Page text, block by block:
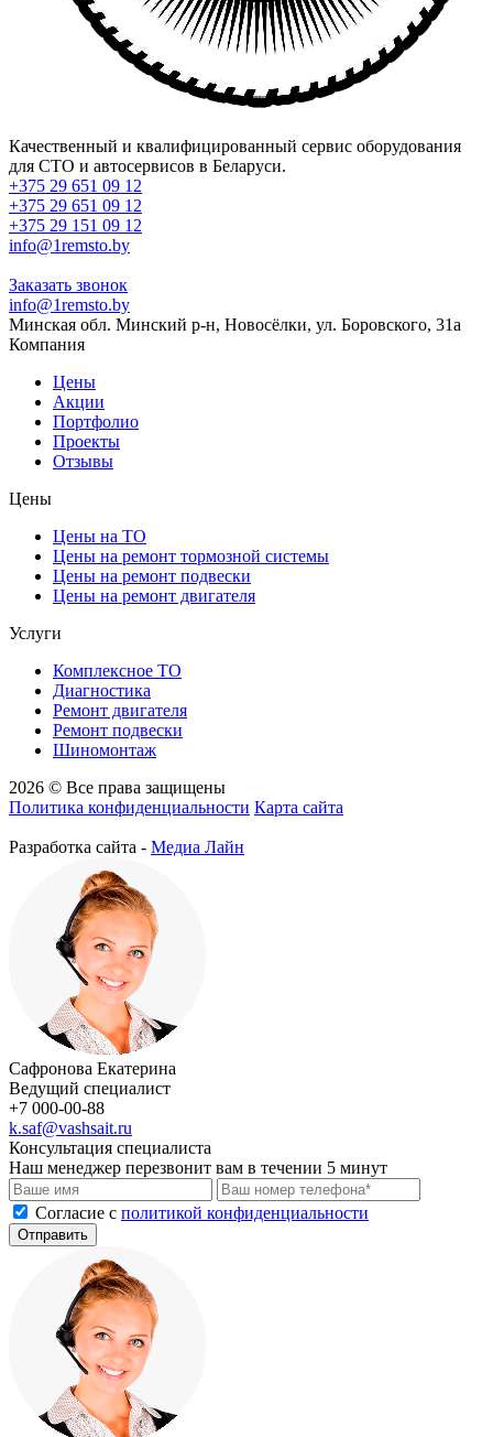
Качественный и квалифицированный сервис оборудования
для СТО и автосервисов в Беларуси.
+375 29 651 09 12
+375 29 651 09 12
+375 29 151 09 12
info@1remsto.by
Заказать звонок
info@1remsto.by
Минская обл. Минский р-н, Новосёлки, ул. Боровского, 31а
Компания
Цены
Акции
Портфолио
Проекты
Отзывы
Цены
Цены на ТО
Цены на ремонт тормозной системы
Цены на ремонт подвески
Цены на ремонт двигателя
Услуги
Комплексное ТО
Диагностика
Ремонт двигателя
Ремонт подвески
Шиномонтаж
2026 © Все права защищены
Политика конфиденциальности Карта сайта
Разработка сайта - Медиа Лайн
Сафронова Екатерина
Ведущий специалист
+7 000-00-88
k.saf@vashsait.ru
Консультация специалиста
Наш менеджер перезвонит вам в течении 5 минут
Cогласие с политикой конфиденциальности
Отправить